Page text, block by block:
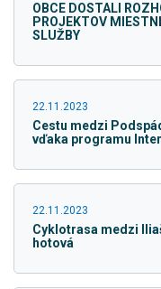
OBCE DOSTALI
PROJEKTOV
SLUŽBY
22.11.2023
Cestu medzi
vďaka programu
22.11.2023
Cyklotrasa medzi
hotová